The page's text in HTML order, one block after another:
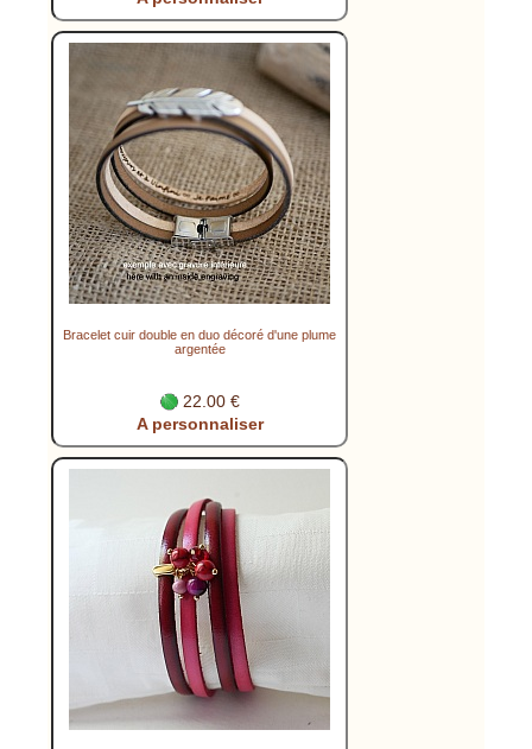
Bracelet cuir double en duo décoré d'une plume
argentée
22.00 €
A personnaliser